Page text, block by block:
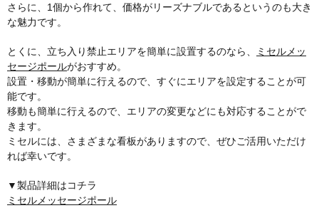
さらに、1個から作れて、価格がリーズナブルであるというのも大き
な魅力です。
とくに、立ち入り禁止エリアを簡単に設置するのなら、
ミセルメッ
セージポールがおすすめ。
設置・移動が簡単に行えるので、すぐにエリアを設定することが可
能です。
移動も簡単に行えるので、エリアの変更などにも対応することがで
きます。
ミセルには、さまざまな看板がありますので、ぜひご活用いただけ
れば幸いです。
▼製品詳細はコチラ
ミセルメッセージポール